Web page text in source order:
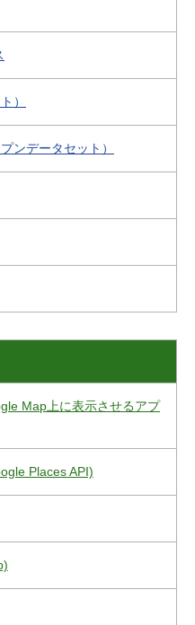
）
ンデータセット）
Map上に表示させるアプ
Places API)